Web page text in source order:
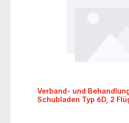
Verband- und
Schubladen Typ 6D, 2